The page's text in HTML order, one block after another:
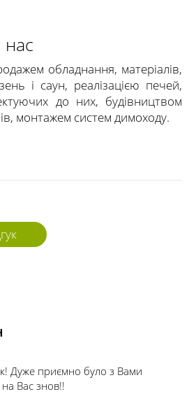
обладнання, матеріалів,
і саун, реалізацією печей,
до них, будівництвом
монтажем систем димоходу.
Дуже приємно було з Вами
Вас знов!!